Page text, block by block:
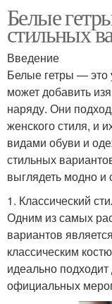
Белые
стильных
Введение
Белые гетры — это
может добавить
наряду. Они
женского стиля, и
видами обуви и
стильных
выглядеть модно и
1. Классический
Одним из самых
вариантов
классическим
идеально
официальных